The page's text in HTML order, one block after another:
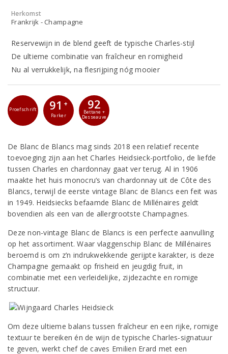
Herkomst
Frankrijk - Champagne
Reservewijn in de blend geeft de typische Charles-stijl
De ultieme combinatie van fraîcheur en romigheid
Nu al verrukkelijk, na flesrijping nóg mooier
Proefschrift 91 +
Parker
92
Bettane +
Desseauve
De Blanc de Blancs mag sinds 2018 een relatief recente
toevoeging zijn aan het Charles Heidsieck-portfolio, de liefde
tussen Charles en chardonnay gaat ver terug. Al in 1906
maakte het huis monocru’s van chardonnay uit de Côte des
Blancs, terwijl de eerste vintage Blanc de Blancs een feit was
in 1949. Heidsiecks befaamde Blanc de Millénaires geldt
bovendien als een van de allergrootste Champagnes.
Deze non-vintage Blanc de Blancs is een perfecte aanvulling
op het assortiment. Waar vlaggenschip Blanc de Millénaires
beroemd is om z’n indrukwekkende gerijpte karakter, is deze
Champagne gemaakt op frisheid en jeugdig fruit, in
combinatie met een verleidelijke, zijdezachte en romige
structuur.
Om deze ultieme balans tussen fraîcheur en een rijke, romige
textuur te bereiken én de wijn de typische Charles-signatuur
te geven, werkt chef de caves Emilien Erard met een